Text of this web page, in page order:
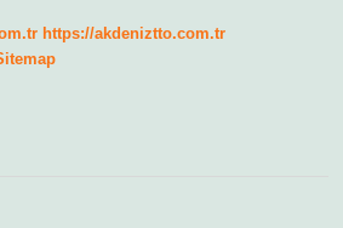
https://akdeniztto.com.tr